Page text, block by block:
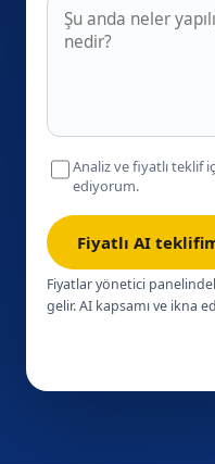
Analiz ve fiyatlı teklif
ediyorum.
Fiyatlı AI
Fiyatlar yönetici
gelir. AI kapsamı ve ikna